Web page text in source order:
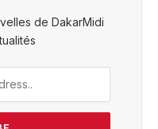
de DakarMidi